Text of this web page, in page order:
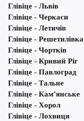
Глівіце - Львів
Глівіце - Черкаси
Глівіце - Летичів
Глівіце - Решетилівка
Глівіце - Чортків
Глівіце - Кривий Ріг
Глівіце - Павлоград
Глівіце - Тальне
Глівіце - Кам’янське
Глівіце - Хорол
Глівіце - Лохвиця